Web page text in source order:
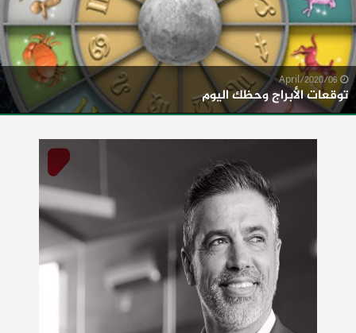
توقعات الأبراج وحظك اليوم